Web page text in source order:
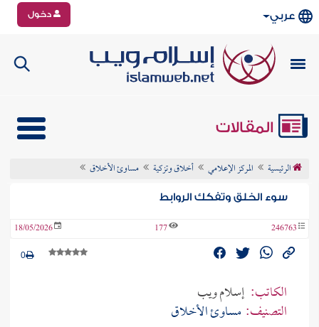
عربي دخول
المقالات
الرئيسية المركز الإعلامي أخلاق وتزكية مساوئ الأخلاق
سوء الخلق وتفكك الروابط
246763
177
18/05/2026
0
الكاتب: إسلام ويب
التصنيف: مساوئ الأخلاق